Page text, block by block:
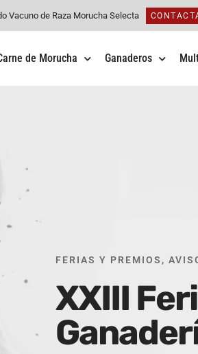
Vacuno de Raza Morucha Selecta
de Morucha Ganaderos
FERIAS Y PREMIOS ,
XXIII